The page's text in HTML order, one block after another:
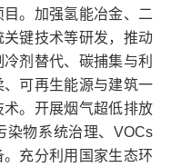
。加强氢能冶金、二
键技术等研发，推动
剂替代、碳捕集与利
可再生能源与建筑一
。开展烟气超低排放
染物系统治理、VOCs
充分利用国家生态环